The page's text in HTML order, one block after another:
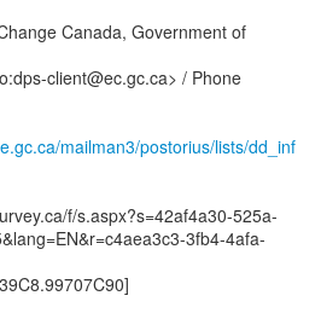
Canada, Government of
client@ec.gc.ca> / Phone
mailman3/postorius/lists/dd_inf
f/s.aspx?s=42af4a30-525a-
3fb4-4afa-